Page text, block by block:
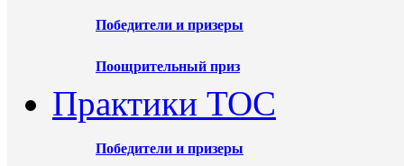
Победители и призеры
Поощрительный приз
Практики ТОС
Победители и призеры